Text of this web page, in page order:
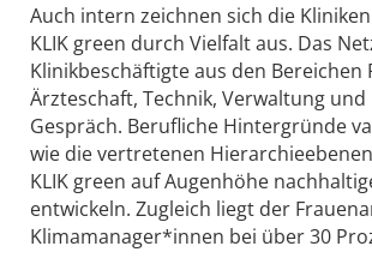
Auch intern zeichnen sich die
KLIK green durch Vielfalt aus. Das
Klinikbeschäftigte aus den Bereichen
Ärzteschaft, Technik, Verwaltung und
Gespräch. Berufliche Hintergründe
wie die vertretenen
KLIK green auf Augenhöhe
entwickeln. Zugleich liegt der
Klimamanager*innen bei über 30